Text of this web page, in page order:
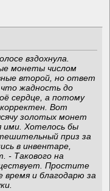
вздохнула.
монеты числом
второй, но ответ
что жадность до
сердце, а потому
Вот
золотых монет
ими. Хотелось бы
приз за
в инвентаре,
- Такового на
Простите
время и благодарю за